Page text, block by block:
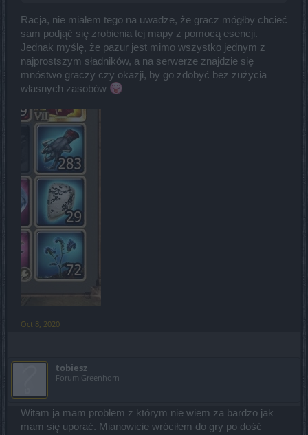
Racja, nie miałem tego na uwadze, że gracz mógłby chcieć
sam podjąć się zrobienia tej mapy z pomocą esencji.
Jednak myślę, że pazur jest mimo wszystko jednym z
najprostszym sładników, a na serwerze znajdzie się
mnóstwo graczy czy okazji, by go zdobyć bez zużycia
własnych zasobów
Oct 8, 2020
tobiesz
Forum Greenhorn
Witam ja mam problem z którym nie wiem za bardzo jak
mam się uporać. Mianowicie wróciłem do gry po dość